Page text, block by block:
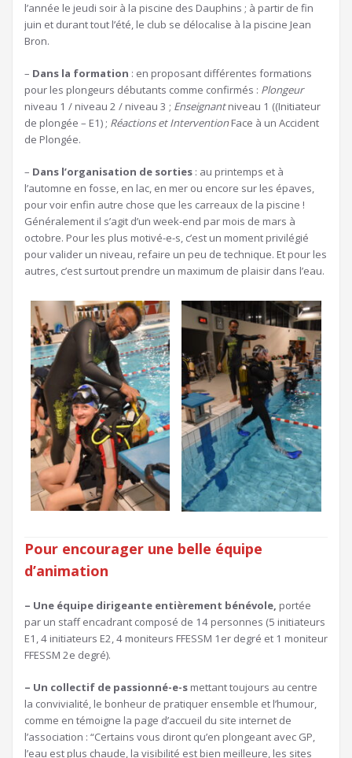
l’année le jeudi soir à la piscine des Dauphins ; à partir de fin
juin et durant tout l’été, le club se délocalise à la piscine Jean
Bron.
– Dans la formation : en proposant différentes formations
pour les plongeurs débutants comme confirmés : Plongeur
niveau 1 / niveau 2 / niveau 3 ; Enseignantniveau 1 ((Initiateur
de plongée – E1) ; Réactions et InterventionFace à un Accident
de Plongée.
– Dans l’organisation de sorties : au printemps et à
l’automne en fosse, en lac, en mer ou encore sur les épaves,
pour voir enfin autre chose que les carreaux de la piscine !
Généralement il s’agit d’un week-end par mois de mars à
octobre. Pour les plus motivé-e-s, c’est un moment privilégié
pour valider un niveau, refaire un peu de technique. Et pour les
autres, c’est surtout prendre un maximum de plaisir dans l’eau.
Pour encourager une belle équipe
d’animation
– Une équipe dirigeante entièrement bénévole, portée
par un staff encadrant composé de 14 personnes (5 initiateurs
E1, 4 initiateurs E2, 4 moniteurs FFESSM 1er degré et 1 moniteur
FFESSM 2e degré).
– Un collectif de passionné-e-s mettant toujours au centre
la convivialité, le bonheur de pratiquer ensemble et l’humour,
comme en témoigne la page d’accueil du site internet de
l’association : “Certains vous diront qu’en plongeant avec GP,
l’eau est plus chaude, la visibilité est bien meilleure, les sites